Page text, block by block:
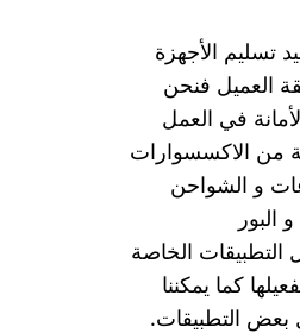
تسليم الأجهزة
العميل فنحن
في العمل
من الاكسسوارات
و الشواحن
البور
التطبيقات الخاصة
كما يمكننا
بعض التطبيقات.